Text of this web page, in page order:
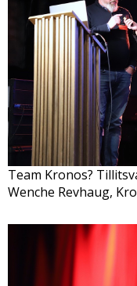
Team Kronos?
Wenche Revhaug,